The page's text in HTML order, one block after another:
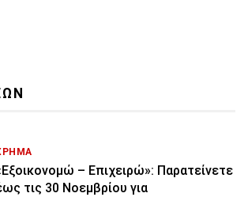
– Επιχειρώ»: Παρατείνετε
τις 30 Νοεμβρίου για